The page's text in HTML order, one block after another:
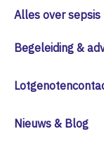
Alles over sepsis
Begeleiding &
Nieuws & Blog